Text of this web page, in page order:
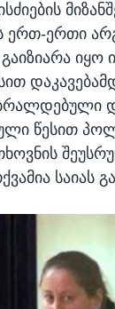
ერთ-ერთი
იყო
წესით
საიას